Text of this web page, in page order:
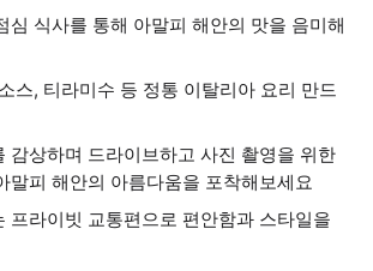
심 식사를 통해 아말피 해안의 맛을 음미해
스, 티라미수 등 정통 이탈리아 요리 만드
감상하며 드라이브하고 사진 촬영을 위한
말피 해안의 아름다움을 포착해보세요
프라이빗 교통편으로 편안함과 스타일을